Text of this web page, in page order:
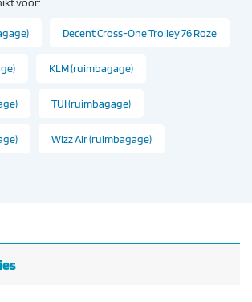
voor:
Decent Cross-One Trolley 76 Roze
KLM (ruimbagage)
TUI (ruimbagage)
Wizz Air (ruimbagage)